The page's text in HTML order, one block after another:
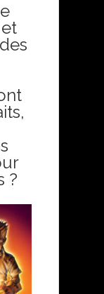
?